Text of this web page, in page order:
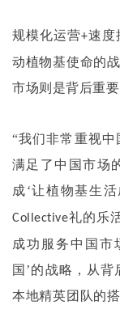
规模化运营+速度
动植物基使命的
市场则是背后重要
“我们非常重视
满足了中国市场
成‘让植物基生
Collective礼的乐
成功服务中国市
国’的战略，从
本地精英团队的